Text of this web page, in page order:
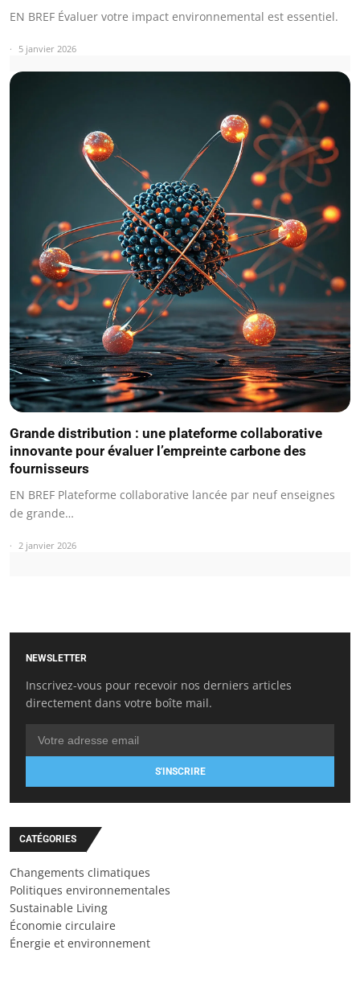
EN BREF Évaluer votre impact environnemental est essentiel.
5 janvier 2026
Grande distribution : une plateforme collaborative
innovante pour évaluer l’empreinte carbone des
fournisseurs
EN BREF Plateforme collaborative lancée par neuf enseignes
de grande…
2 janvier 2026
NEWSLETTER
Inscrivez-vous pour recevoir nos derniers articles
directement dans votre boîte mail.
S'INSCRIRE
CATÉGORIES
Changements climatiques
Politiques environnementales
Sustainable Living
Économie circulaire
Énergie et environnement